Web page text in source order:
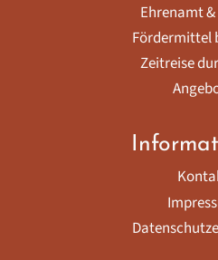
Ehrenamt
Fördermittel
Zeitreise